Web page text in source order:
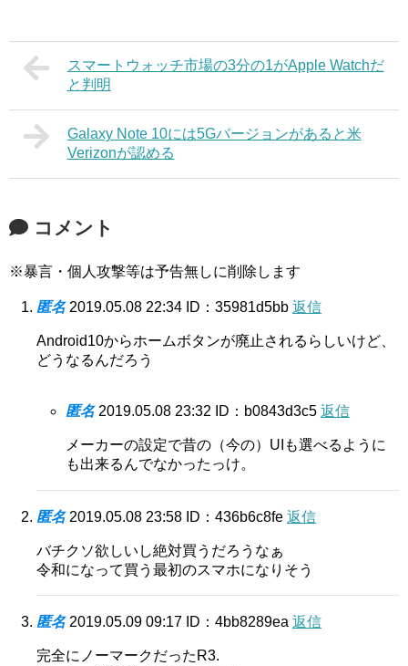
スマートウォッチ市場の3分の1がApple Watchだ
と判明
Galaxy Note 10には5Gバージョンがあると米
Verizonが認める
コメント
※暴言・個人攻撃等は予告無しに削除します
匿名 2019.05.08 22:34 ID：35981d5bb 返信
Android10からホームボタンが廃止されるらしいけど、
どうなるんだろう
匿名 2019.05.08 23:32 ID：b0843d3c5 返信
メーカーの設定で昔の（今の）UIも選べるように
も出来るんでなかったっけ。
匿名 2019.05.08 23:58 ID：436b6c8fe 返信
バチクソ欲しいし絶対買うだろうなぁ
令和になって買う最初のスマホになりそう
匿名 2019.05.09 09:17 ID：4bb8289ea 返信
完全にノーマークだったR3.